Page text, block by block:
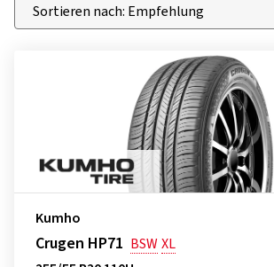
Kumho
Crugen HP71 BSWXL